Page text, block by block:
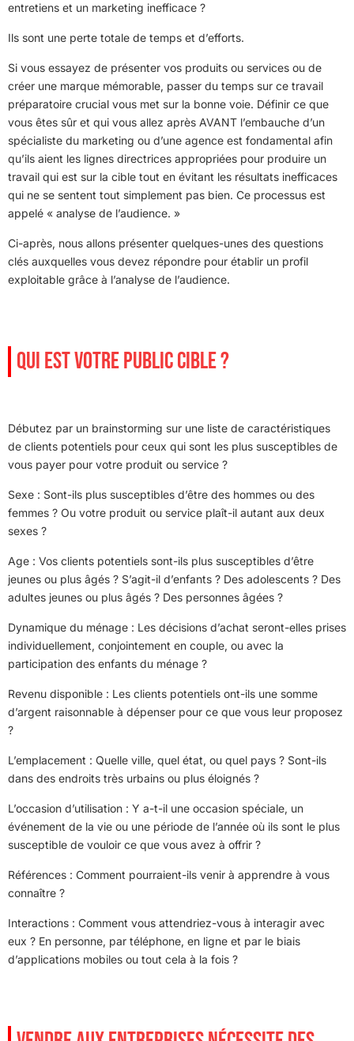
entretiens et un marketing inefficace ?
Ils sont une perte totale de temps et d’efforts.
Si vous essayez de présenter vos produits ou services ou de
créer une marque mémorable, passer du temps sur ce travail
préparatoire crucial vous met sur la bonne voie. Définir ce que
vous êtes sûr et qui vous allez après AVANT l’embauche d’un
spécialiste du marketing ou d’une agence est fondamental afin
qu’ils aient les lignes directrices appropriées pour produire un
travail qui est sur la cible tout en évitant les résultats inefficaces
qui ne se sentent tout simplement pas bien. Ce processus est
appelé « analyse de l’audience. »
Ci-après, nous allons présenter quelques-unes des questions
clés auxquelles vous devez répondre pour établir un profil
exploitable grâce à l’analyse de l’audience.
QUI EST VOTRE PUBLIC CIBLE ?
Débutez par un brainstorming sur une liste de caractéristiques
de clients potentiels pour ceux qui sont les plus susceptibles de
vous payer pour votre produit ou service ?
Sexe : Sont-ils plus susceptibles d’être des hommes ou des
femmes ? Ou votre produit ou service plaît-il autant aux deux
sexes ?
Age : Vos clients potentiels sont-ils plus susceptibles d’être
jeunes ou plus âgés ? S’agit-il d’enfants ? Des adolescents ? Des
adultes jeunes ou plus âgés ? Des personnes âgées ?
Dynamique du ménage : Les décisions d’achat seront-elles prises
individuellement, conjointement en couple, ou avec la
participation des enfants du ménage ?
Revenu disponible : Les clients potentiels ont-ils une somme
d’argent raisonnable à dépenser pour ce que vous leur proposez
?
L’emplacement : Quelle ville, quel état, ou quel pays ? Sont-ils
dans des endroits très urbains ou plus éloignés ?
L’occasion d’utilisation : Y a-t-il une occasion spéciale, un
événement de la vie ou une période de l’année où ils sont le plus
susceptible de vouloir ce que vous avez à offrir ?
Références : Comment pourraient-ils venir à apprendre à vous
connaître ?
Interactions : Comment vous attendriez-vous à interagir avec
eux ? En personne, par téléphone, en ligne et par le biais
d’applications mobiles ou tout cela à la fois ?